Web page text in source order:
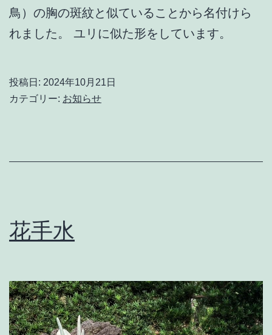
鳥）の胸の斑紋と似ていることから名付けら
れました。 ユリに似た形をしています。
投稿日: 2024年10月21日
カテゴリー: お知らせ
花手水